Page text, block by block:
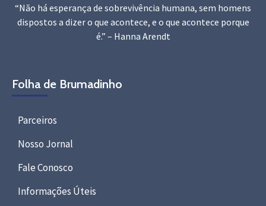
“Não há esperança de sobrevivência humana, sem homens
dispostos a dizer o que acontece, e o que acontece porque
é.” – Hanna Arendt
Folha de Brumadinho
Parceiros
Nosso Jornal
Fale Conosco
Informações Úteis